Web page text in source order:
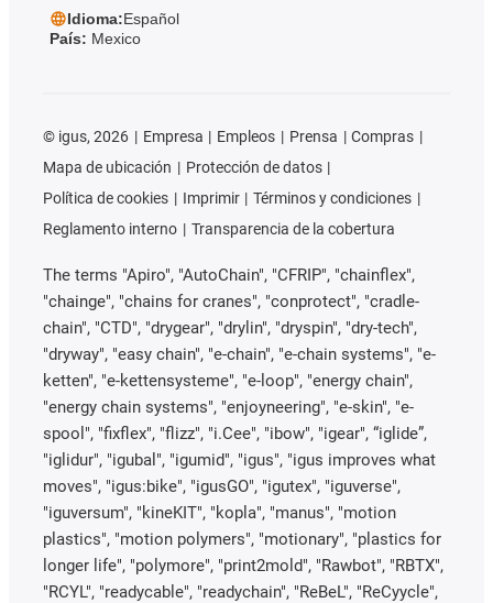
Idioma:Español
País: Mexico
© igus, 2026 Empresa Empleos Prensa
Compras
Mapa de ubicación
Protección de datos
Política de cookies
Imprimir
Términos y condiciones
Reglamento interno
Transparencia de la cobertura
The terms "Apiro", "AutoChain", "CFRIP", "chainflex",
"chainge", "chains for cranes", "conprotect", "cradle-
chain", "CTD", "drygear", "drylin", "dryspin", "dry-tech",
"dryway", "easy chain", "e-chain", "e-chain systems", "e-
ketten", "e-kettensysteme", "e-loop", "energy chain",
"energy chain systems", "enjoyneering", "e-skin", "e-
spool", "fixflex", "flizz", "i.Cee", "ibow", "igear", “iglide”,
"iglidur", "igubal", "igumid", "igus", "igus improves what
moves", "igus:bike", "igusGO", "igutex", "iguverse",
"iguversum", "kineKIT", "kopla", "manus", "motion
plastics", "motion polymers", "motionary", "plastics for
longer life", "polymore", "print2mold", "Rawbot", "RBTX",
"RCYL", "readycable", "readychain", "ReBeL", "ReCyycle",